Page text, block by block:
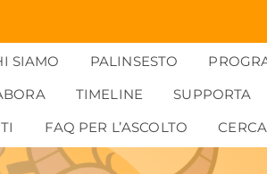
SIAMO PALINSESTO
TIMELINE
SUPPORTA
FAQ PER L’ASCOLTO CERCA